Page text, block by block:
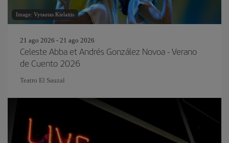
Image: Vytautas Kielaitis
21 ago 2026 - 21 ago 2026
Celeste Abba et Andrés González Novoa - Verano
de Cuento 2026
Teatro El Sauzal